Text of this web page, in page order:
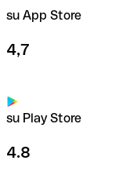
su App Store
4,7
su Play Store
4.8